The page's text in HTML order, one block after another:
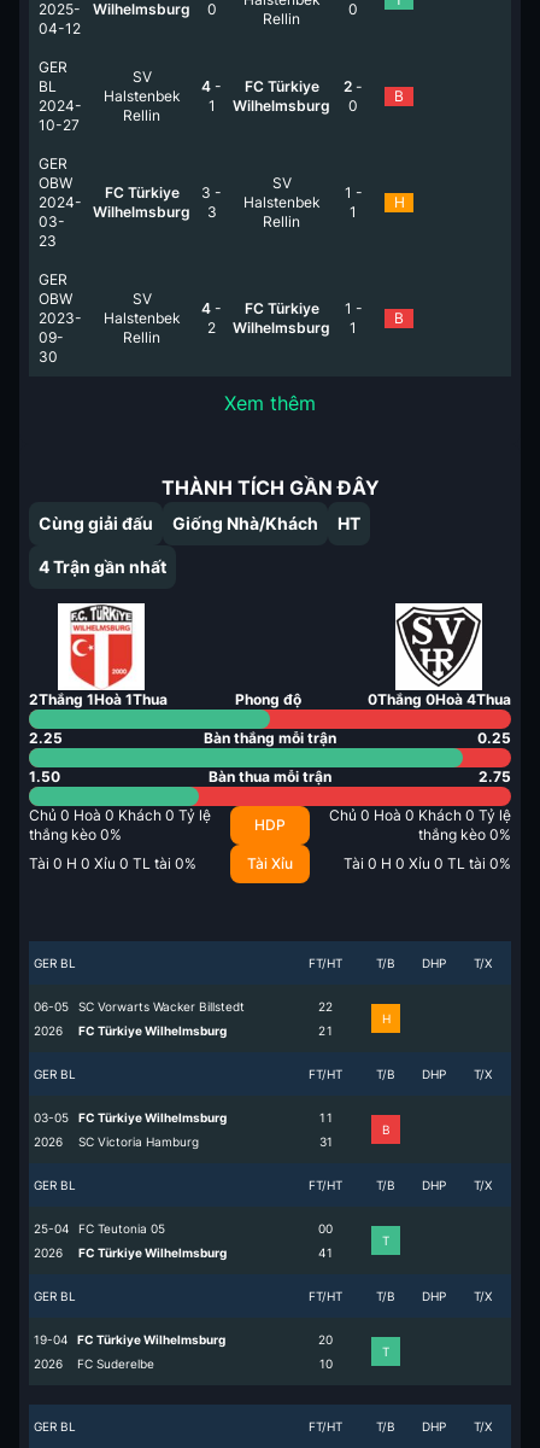
2025-
04-12
Wilhelmsburg
0
Rellin
0
GER
BL
2024-
10-27
SV
Halstenbek
Rellin
4 -
1
FC Türkiye
Wilhelmsburg
2 -
0
B
GER
OBW
2024-
03-
23
FC Türkiye
Wilhelmsburg
3 -
3
SV
Halstenbek
Rellin
1 -
1
H
GER
OBW
2023-
09-
30
SV
Halstenbek
Rellin
4 -
2
FC Türkiye
Wilhelmsburg
1 -
1
B
Xem thêm
THÀNH TÍCH GẦN ĐÂY
Cùng giải đấu Giống Nhà/Khách HT
4Trận gần nhất
2Thắng 1Hoà 1Thua Phong độ 0Thắng 0Hoà 4Thua
2.25 Bàn thắng mỗi trận 0.25
1.50 Bàn thua mỗi trận 2.75
Chủ 0 Hoà 0 Khách 0 Tỷ lệ
thắng kèo 0%
HDP
Chủ 0 Hoà 0 Khách 0 Tỷ lệ
thắng kèo 0%
Tài 0 H 0 Xỉu 0 TL tài 0% Tài Xỉu Tài 0 H 0 Xỉu 0 TL tài 0%
GER BL FT/HT T/B DHP T/X
06-05
2026
SC Vorwarts Wacker Billstedt
FC Türkiye Wilhelmsburg
2
2
2
1
H
GER BL FT/HT T/B DHP T/X
03-05
2026
FC Türkiye Wilhelmsburg
SC Victoria Hamburg
1
3
1
1
B
GER BL FT/HT T/B DHP T/X
25-04
2026
FC Teutonia 05
FC Türkiye Wilhelmsburg
0
4
0
1
T
GER BL FT/HT T/B DHP T/X
19-04
2026
FC Türkiye Wilhelmsburg
FC Suderelbe
2
1
0
0
T
GER BL FT/HT T/B DHP T/X